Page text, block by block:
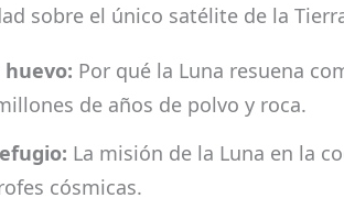
sobre el único satélite de la
Por qué la Luna resuena
de años de polvo y roca.
La misión de la Luna en la
cósmicas.